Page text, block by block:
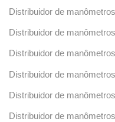
Distribuidor de
Distribuidor de
Distribuidor de
Distribuidor de
Distribuidor de
Distribuidor de